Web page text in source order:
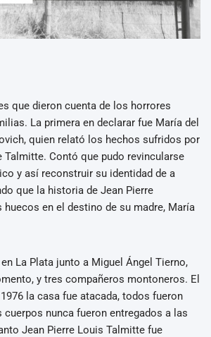
que dieron cuenta de los horrores
La primera en declarar fue María del
quien relató los hechos sufridos por
Talmitte. Contó que pudo revincularse
y así reconstruir su identidad de a
que la historia de Jean Pierre
en el destino de su madre, María
La Plata junto a Miguel Ángel Tierno,
y tres compañeros montoneros. El
la casa fue atacada, todos fueron
nunca fueron entregados a las
Jean Pierre Louis Talmitte fue